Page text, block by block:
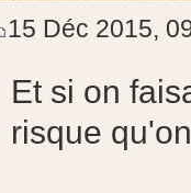
15 Déc 2015,
Et si on
risque